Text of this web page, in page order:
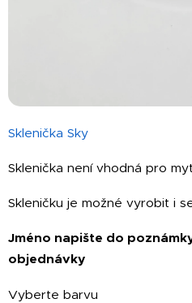
Sklenička Sky
Sklenička není vhodná pro
Skleničku je možné vyrobit i
Jméno napište do
objednávky
Vyberte barvu